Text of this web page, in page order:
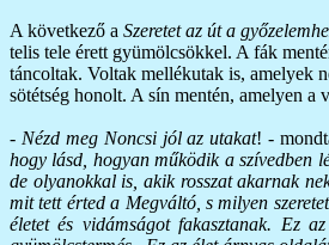
A következő a Szeretet az út a
telis tele érett gyümölcsökkel. A fák
táncoltak. Voltak mellékutak is, amelyek
sötétség honolt. A sín mentén, amelyen
- Nézd meg Noncsi jól az utakat! -
hogy lásd, hogyan működik a szívedben
de olyanokkal is, akik rosszat akarnak
mit tett érted a Megváltó, s milyen
életet és vidámságot fakasztanak. Ez